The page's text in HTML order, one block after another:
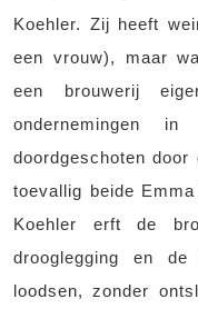
Koehler. Zij heeft
een vrouw), maar
een brouwerij
ondernemingen
doordgeschoten
toevallig beide
Koehler erft de
drooglegging en
loodsen, zonder